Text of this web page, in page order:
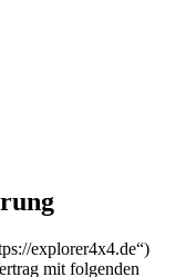
explorer4x4.de“)
mit folgenden